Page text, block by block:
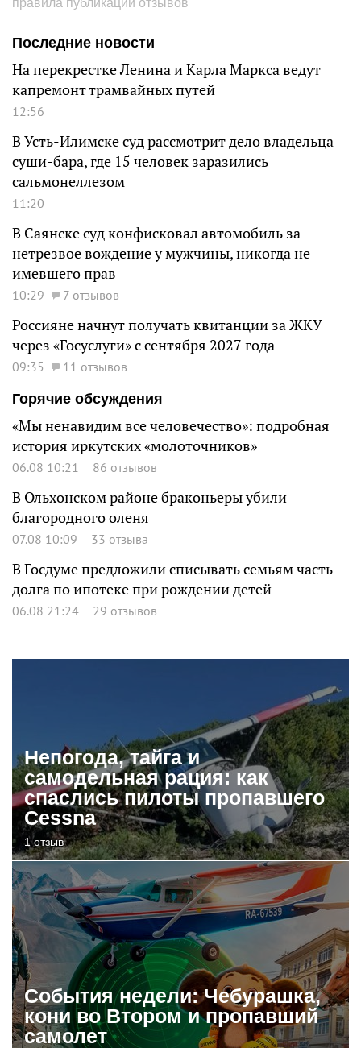
Последние новости
На перекрестке Ленина и Карла Маркса ведут
капремонт трамвайных путей
12:56
В Усть-Илимске суд рассмотрит дело владельца
суши-бара, где 15 человек заразились
сальмонеллезом
11:20
В Саянске суд конфисковал автомобиль за
нетрезвое вождение у мужчины, никогда не
имевшего прав
10:29 7 отзывов
Россияне начнут получать квитанции за ЖКУ
через «Госуслуги» с сентября 2027 года
09:35
11 отзывов
Горячие обсуждения
«Мы ненавидим все человечество»: подробная
история иркутских «молоточников»
06.08 10:21 86 отзывов
В Ольхонском районе браконьеры убили
благородного оленя
07.08 10:09 33 отзыва
В Госдуме предложили списывать семьям часть
долга по ипотеке при рождении детей
06.08 21:24 29 отзывов
Непогода, тайга и
самодельная рация: как
спаслись пилоты пропавшего
Cessna
1 отзыв
События недели: Чебурашка,
кони во Втором и пропавший
самолет